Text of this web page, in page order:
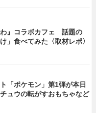
わ』コラボカフェ 話題の
」食べてみた〈取材レポ〉
「ポケモン」第1弾が本日
ュウの転がすおもちゃなど